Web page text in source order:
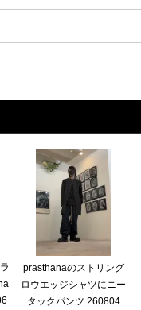
prasthanaのストリング
ロウエッジシャツにニー
タックパンツ 260804